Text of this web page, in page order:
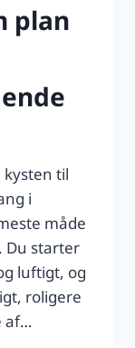
plan
kysten til
i
måde
Du starter
luftigt, og
roligere
af…